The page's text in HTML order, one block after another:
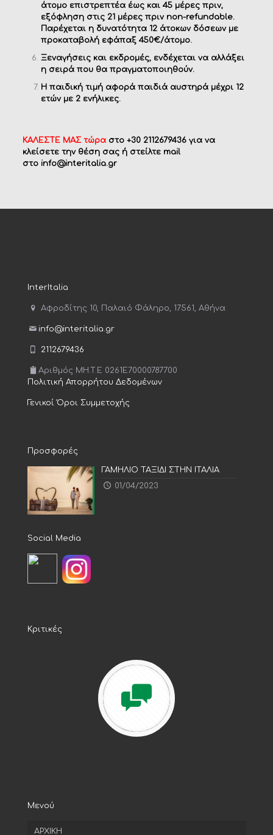
άτομο επιστρεπτέα έως και 45 μέρες πριν,
εξόφληση στις 21 μέρες πριν non-refundable.
Παρέχεται η δυνατότητα 12 άτοκων δόσεων με
προκαταβολή εφάπαξ 450€/άτομο.
Ξεναγήσεις και εκδρομές, ενδέχεται να αλλάξει
η σειρά που θα πραγματοποιηθούν.
Η παιδική τιμή αφορά παιδιά αυστηρά μέχρι 12
ετών με 2 ενήλικες.
ΚΑΛΕΣΤΕ ΜΑΣ τώραστο +30 2112679436 για να
κλείσετε την θέση σας ή στείλτε mail
στο info@interitalia.gr
InterItalia
Αφροδίτης 10, Παλαιό Φάληρο, 17561, Αθήνα
info@interitalia.gr
2112679436
Αριθμός MH.T.E 0261E70000787700
Πολιτική Απορρήτου Δεδομένων
Γενικοί Όροι Συμμετοχής
Προσφορές
ΓΑΜΗΛΙΟ ΤΑΞΙΔΙ ΣΤΗΝ ΙΤΑΛΙΑ
01/04/2023
Social Media
Κριτικές
Μενού
ΑΡΧΙΚΗ